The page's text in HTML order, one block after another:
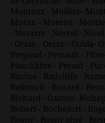
Moinaux - Molière-
Moran - Moreau -
- Navarre - Nerval -
- Orain - Orczy - Ouida-
Pergaud - Perrault - Pitre-
Pouchkine - Proust -
Racine - Radcliffe -
Reibrach - Renard -
Richard - Gaston-
Robert - Rochefort -
Rosny - Rosny aîné -